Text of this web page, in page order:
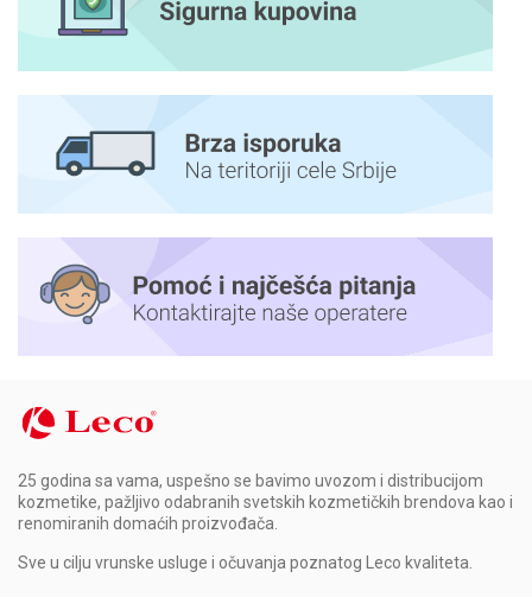
25 godina sa vama, uspešno se bavimo uvozom i distribucijom
kozmetike, pažljivo odabranih svetskih kozmetičkih brendova kao i
renomiranih domaćih proizvođača.
Sve u cilju vrunske usluge i očuvanja poznatog Leco kvaliteta.